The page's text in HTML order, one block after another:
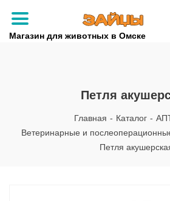
Магазин для животных в Омске
+7 (950)
Петля
Главная - Каталог -
Ветеринарные и
Петля